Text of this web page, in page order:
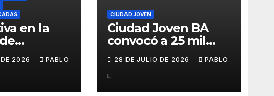
en la
2026 PABLO
CIUDAD JOVEN
Ciudad Joven BA
convocó a 25 mil
personas
28 DE JULIO DE 2026 PABLO
L.